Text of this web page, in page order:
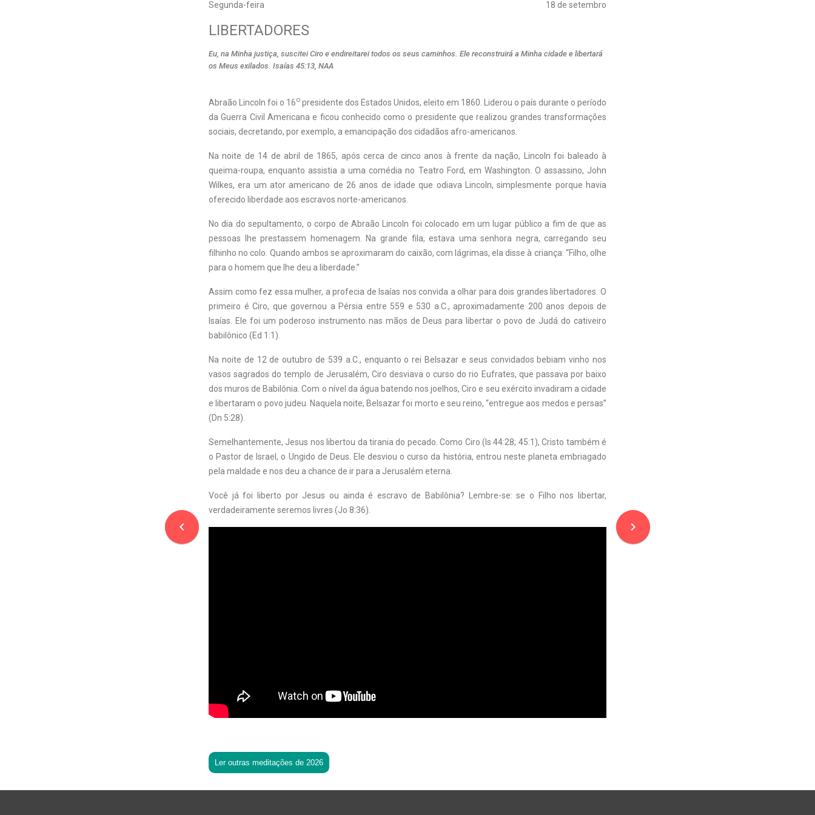
Segunda-feira 18 de setembro
navigate_before
LIBERTADORES
Eu, na Minha justiça, suscitei Ciro e endireitarei todos os seus caminhos. Ele reconstruirá a Minha cidade e libertará
os Meus exilados. Isaías 45:13, NAA
Abraão Lincoln foi o 16o presidente dos Estados Unidos, eleito em 1860. Liderou o país durante o período
da Guerra Civil Americana e ficou conhecido como o presidente que realizou grandes transformações
sociais, decretando, por exemplo, a emancipação dos cidadãos afro-americanos.
Na noite de 14 de abril de 1865, após cerca de cinco anos à frente da nação, Lincoln foi baleado à
queima-roupa, enquanto assistia a uma comédia no Teatro Ford, em Washington. O assassino, John
Wilkes, era um ator americano de 26 anos de idade que odiava Lincoln, simplesmente porque havia
oferecido liberdade aos escravos norte-americanos.
No dia do sepultamento, o corpo de Abraão Lincoln foi colocado em um lugar público a fim de que as
pessoas lhe prestassem homenagem. Na grande fila, estava uma senhora negra, carregando seu
filhinho no colo. Quando ambos se aproximaram do caixão, com lágrimas, ela disse à criança: “Filho, olhe
para o homem que lhe deu a liberdade.”
Assim como fez essa mulher, a profecia de Isaías nos convida a olhar para dois grandes libertadores. O
primeiro é Ciro, que governou a Pérsia entre 559 e 530 a.C., aproximadamente 200 anos depois de
Isaías. Ele foi um poderoso instrumento nas mãos de Deus para libertar o povo de Judá do cativeiro
babilônico (Ed 1:1).
Na noite de 12 de outubro de 539 a.C., enquanto o rei Belsazar e seus convidados bebiam vinho nos
vasos sagrados do templo de Jerusalém, Ciro desviava o curso do rio Eufrates, que passava por baixo
dos muros de Babilônia. Com o nível da água batendo nos joelhos, Ciro e seu exército invadiram a cidade
e libertaram o povo judeu. Naquela noite, Belsazar foi morto e seu reino, “entregue aos medos e persas”
(Dn 5:28).
Semelhantemente, Jesus nos libertou da tirania do pecado. Como Ciro (Is 44:28; 45:1), Cristo também é
o Pastor de Israel, o Ungido de Deus. Ele desviou o curso da história, entrou neste planeta embriagado
pela maldade e nos deu a chance de ir para a Jerusalém eterna.
Você já foi liberto por Jesus ou ainda é escravo de Babilônia? Lembre-se: se o Filho nos libertar,
verdadeiramente seremos livres (Jo 8:36).
Ler outras meditações de 2026
navigate_next